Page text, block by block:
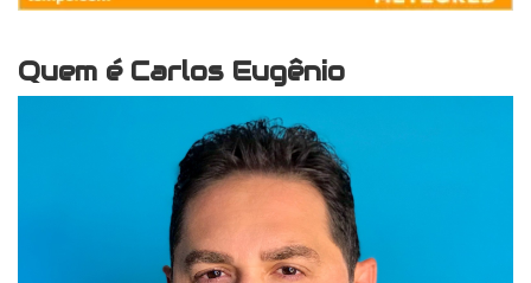
Quem é Carlos Eugênio